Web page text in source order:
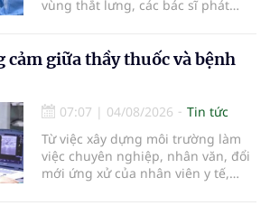
vùng thắt lưng, các bác sĩ phát
biểu mô tế bào thận. Với khối u còn
ở giai đoạn sớm, người bệnh được
bằng phẫu thuật robot thay vì phải
cắt bỏ toàn bộ quả thận như trước
đây.
cảm giữa thầy thuốc và bệnh
07:07 | 04/08/2026
Tin tức
Từ việc xây dựng môi trường làm
việc chuyên nghiệp, nhân văn, đổi
mới ứng xử của nhân viên y tế,